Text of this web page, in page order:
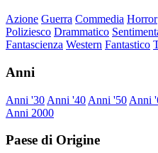
Azione Guerra Commedia Horror
Poliziesco Drammatico
Fantascienza Western Fantastico
Anni
Anni '30 Anni '40 Anni '50 Anni
Anni 2000
Paese di Origine